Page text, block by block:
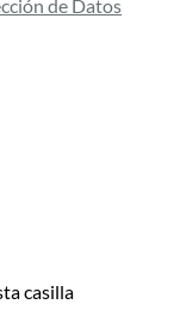
de Datos
casilla